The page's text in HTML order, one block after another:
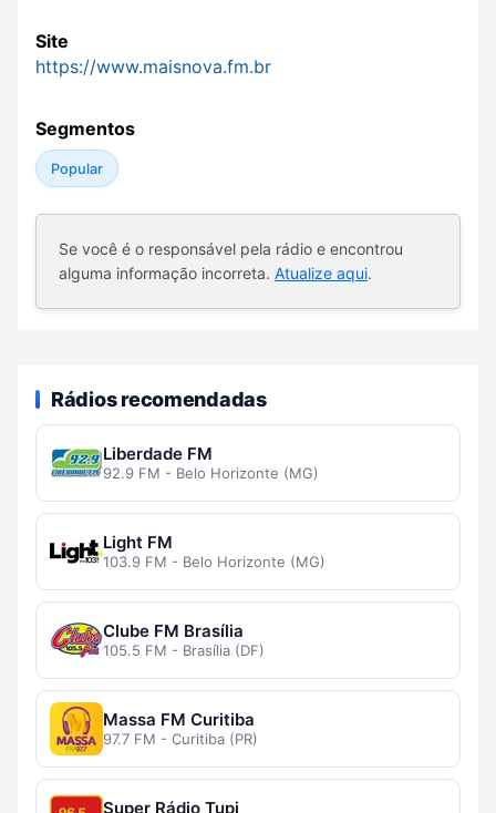
Site
https://www.maisnova.fm.br
Segmentos
Popular
Se você é o responsável pela rádio e encontrou
alguma informação incorreta. Atualize aqui.
Rádios recomendadas
Liberdade FM
92.9 FM - Belo Horizonte (MG)
Light FM
103.9 FM - Belo Horizonte (MG)
Clube FM Brasília
105.5 FM - Brasília (DF)
Massa FM Curitiba
97.7 FM - Curitiba (PR)
Super Rádio Tupi